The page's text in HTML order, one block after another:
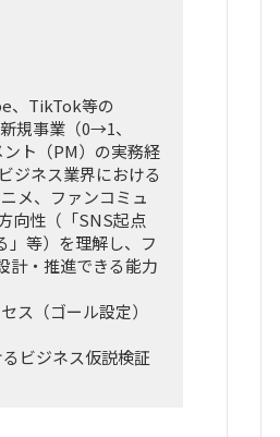
、TikTok等の
規事業（0→1、
ト（PM）の実務経
ジネス業界における
メ、ファンコミュ
向性（「SNS起点
」等）を理解し、フ
計・推進できる能力
ス（ゴール設定）
ビジネス仮説検証